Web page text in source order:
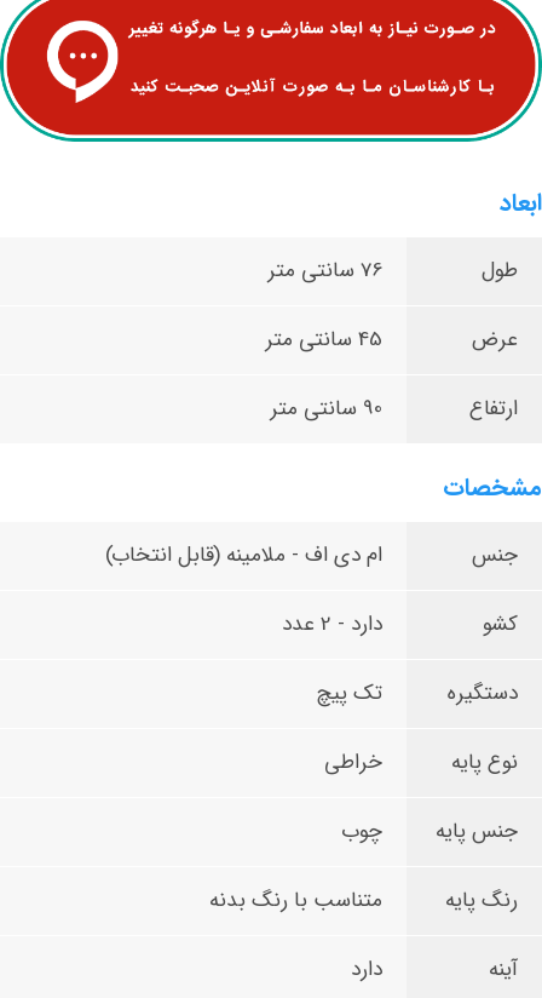
ابعاد
طول 76 سانتی متر
عرض 45 سانتی متر
ارتفاع 90 سانتی متر
مشخصات
جنس ام دی اف - ملامینه (قابل انتخاب)
کشو دارد - 2 عدد
دستگیره تک پیچ
نوع پایه خراطی
جنس پایه چوب
رنگ پایه متناسب با رنگ بدنه
آینه دارد